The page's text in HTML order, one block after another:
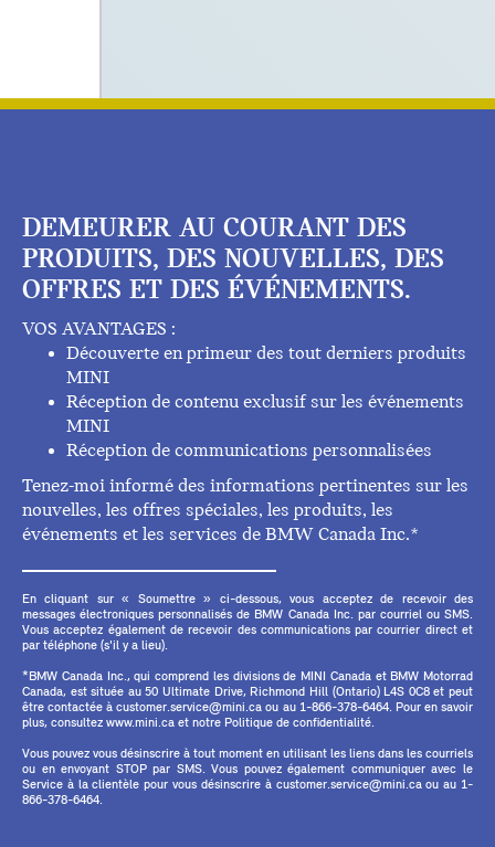
DEMEURER AU COURANT DES
PRODUITS, DES NOUVELLES, DES
OFFRES ET DES ÉVÉNEMENTS.
VOS AVANTAGES :
Découverte en primeur des tout derniers produits
MINI
Réception de contenu exclusif sur les événements
MINI
Réception de communications personnalisées
Tenez-moi informé des informations pertinentes sur les
nouvelles, les offres spéciales, les produits, les
événements et les services de BMW Canada Inc.*
En cliquant sur « Soumettre » ci-dessous, vous acceptez de recevoir des
messages électroniques personnalisés de BMW Canada Inc. par courriel ou SMS.
Vous acceptez également de recevoir des communications par courrier direct et
par téléphone (s'il y a lieu).
*BMW Canada Inc., qui comprend les divisions de MINI Canada et BMW Motorrad
Canada, est située au 50 Ultimate Drive, Richmond Hill (Ontario) L4S 0C8 et peut
être contactée à customer.service@mini.ca ou au 1-866-378-6464. Pour en savoir
plus, consultez www.mini.ca et notre Politique de confidentialité.
Vous pouvez vous désinscrire à tout moment en utilisant les liens dans les courriels
ou en envoyant STOP par SMS. Vous pouvez également communiquer avec le
Service à la clientèle pour vous désinscrire à customer.service@mini.ca ou au 1-
866-378-6464.